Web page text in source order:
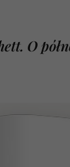
O